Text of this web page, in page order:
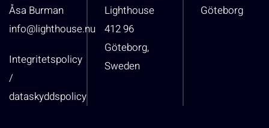
Åsa Burman
info@lighthouse.nu
Integritetspolicy
/
dataskyddspolicy
Lighthouse
412 96
Göteborg,
Sweden
Göteborg